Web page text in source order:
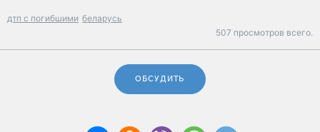
дтп с погибшими беларусь
507 просмотров всего.
ОБСУДИТЬ